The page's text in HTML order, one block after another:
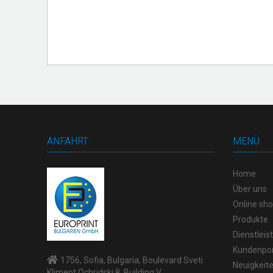
ANFAHRT
1756, Sofia, Bulgaria, Boulevard Sveti
MENÜ
Home
Über uns
Online
Produkte